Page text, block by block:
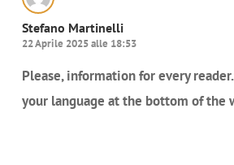
Stefano Martinelli
22 Aprile 2025 alle 18:53
Please, information for every
your language at the bottom of the